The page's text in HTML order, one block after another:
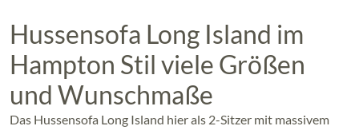
Hussensofa Long Island im
Hampton Stil viele Größen
und Wunschmaße
Das Hussensofa Long Island hier als 2-Sitzer mit massivem